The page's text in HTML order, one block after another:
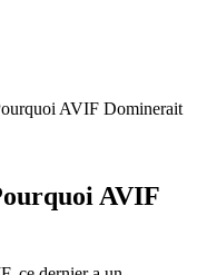
AVIF Dominerait
AVIF